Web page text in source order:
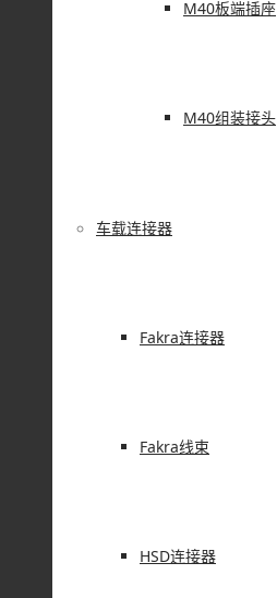
M40板端插座
M40组装接头
车载连接器
Fakra连接器
Fakra线束
HSD连接器